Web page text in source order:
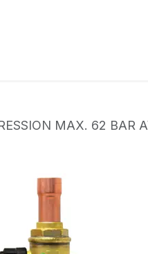
MAX. 62 BAR